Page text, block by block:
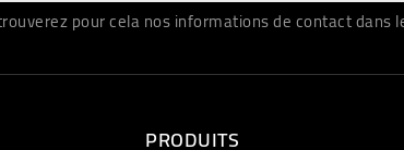
pour cela nos informations de contact dans
PRODUITS